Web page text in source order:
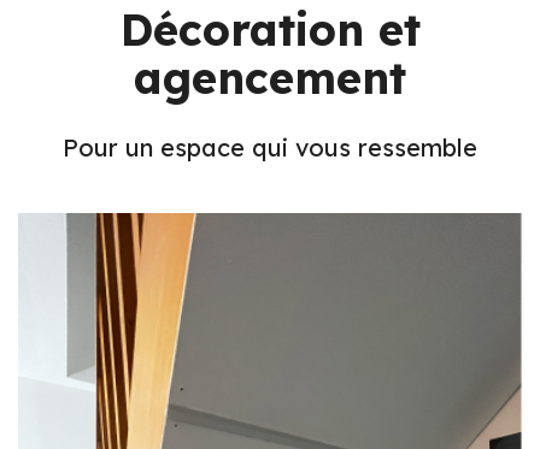
Décoration et
agencement
Pour un espace qui vous ressemble